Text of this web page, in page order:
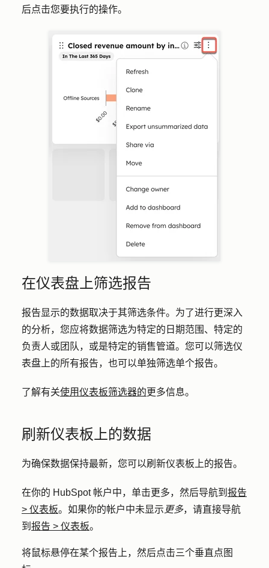
后点击您要执行的操作。
在仪表盘上筛选报告
报告显示的数据取决于其筛选条件。为了进行更深入
的分析，您应将数据筛选为特定的日期范围、特定的
负责人或团队，或是特定的销售管道。您可以筛选仪
表盘上的所有报告，也可以单独筛选单个报告。
了解有关使用仪表板筛选器的更多信息。
刷新仪表板上的数据
为确保数据保持最新，您可以刷新仪表板上的报告。
在你的 HubSpot 帐户中，单击更多，然后导航到 报告
> 仪表板。如果你的帐户中未显示更多，请直接导航
到 报告 > 仪表板。
将鼠标悬停在某个报告上，然后点击三个垂直点 图